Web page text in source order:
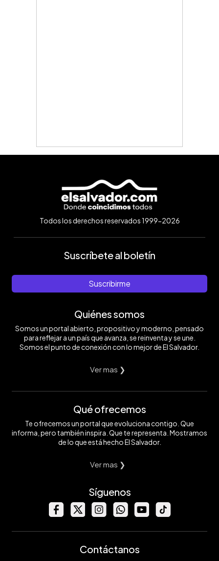
Todos los derechos reservados 1999-2026
Suscríbete al boletín
Suscribirme
Quiénes somos
Somos un portal abierto, propositivo y moderno, pensado
para reflejar a un país que avanza, se reinventa y se une.
Somos el punto de conexión con lo mejor de El Salvador.
Ver mas ❯
Qué ofrecemos
Te ofrecemos un portal que evoluciona contigo. Que
informa, pero también inspira. Que te representa. Mostramos
de lo que está hecho El Salvador.
Ver mas ❯
Síguenos
Contáctanos